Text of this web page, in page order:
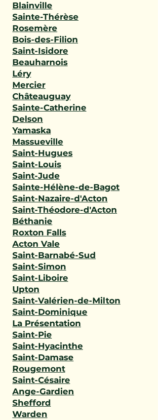
Blainville
Sainte-Thérèse
Rosemère
Bois-des-Filion
Saint-Isidore
Beauharnois
Léry
Mercier
Châteauguay
Sainte-Catherine
Delson
Yamaska
Massueville
Saint-Hugues
Saint-Louis
Saint-Jude
Sainte-Hélène-de-Bagot
Saint-Nazaire-d'Acton
Saint-Théodore-d'Acton
Béthanie
Roxton Falls
Acton Vale
Saint-Barnabé-Sud
Saint-Simon
Saint-Liboire
Upton
Saint-Valérien-de-Milton
Saint-Dominique
La Présentation
Saint-Pie
Saint-Hyacinthe
Saint-Damase
Rougemont
Saint-Césaire
Ange-Gardien
Shefford
Warden